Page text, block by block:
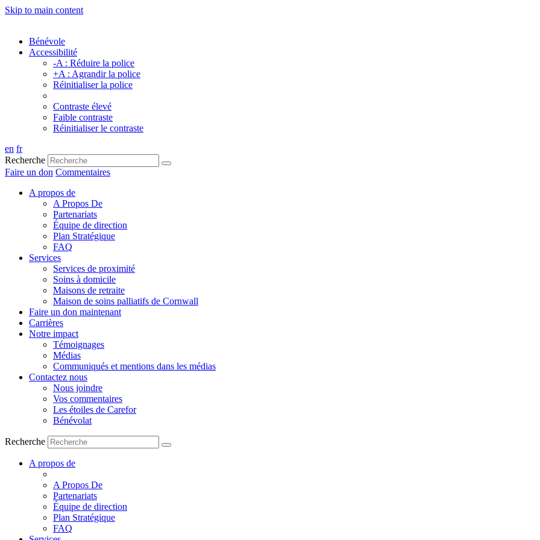
Skip to main content
Bénévole
Accessibilité
-A : Réduire la police
+A : Agrandir la police
Réinitialiser la police
Contraste élevé
Faible contraste
Réinitialiser le contraste
en fr
Recherche
Faire un don Commentaires
A propos de
A Propos De
Partenariats
Équipe de direction
Plan Stratégique
FAQ
Services
Services de proximité
Soins à domicile
Maisons de retraite
Maison de soins palliatifs de Cornwall
Faire un don maintenant
Carrières
Notre impact
Témoignages
Médias
Communiqués et mentions dans les médias
Contactez nous
Nous joindre
Vos commentaires
Les étoiles de Carefor
Bénévolat
Recherche
A propos de
A Propos De
Partenariats
Équipe de direction
Plan Stratégique
FAQ